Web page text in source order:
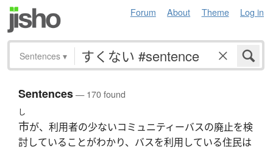
Forum About Theme Log in
Sentences ▾
Sentences— 170 found
し
市が、利用者の少ないコミュニティーバスの廃止を検
討していることがわかり、バスを利用している住民は